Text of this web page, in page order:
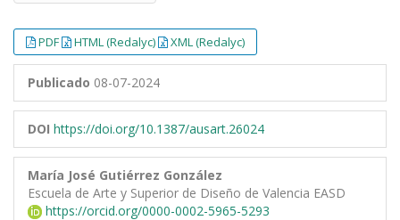
PDF HTML (Redalyc) XML (Redalyc)
Publicado 08-07-2024
DOI https://doi.org/10.1387/ausart.26024
María José Gutiérrez González
Escuela de Arte y Superior de Diseño de Valencia EASD
https://orcid.org/0000-0002-5965-5293